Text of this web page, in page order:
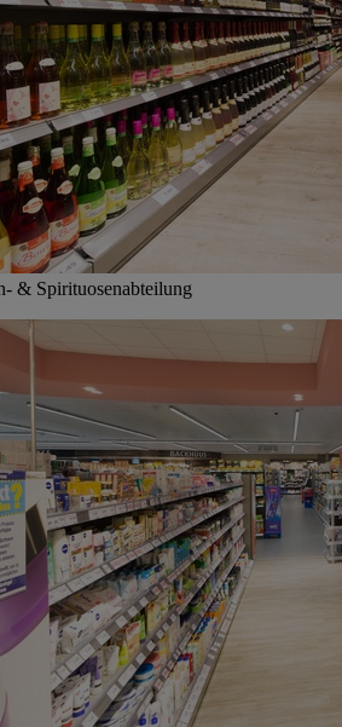
& Spirituosenabteilung